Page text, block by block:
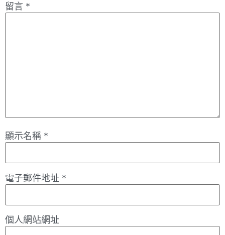
留言 *
顯示名稱 *
電子郵件地址 *
個人網站網址